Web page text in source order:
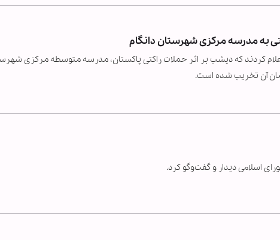
به مدرسه مرکزی شهرستان دانگام
کردند که دیشب بر اثر حملات راکتی پاکستان، مدرسه متوسطه مرکزی
آن تخریب شده است.
اسلامی دیدار و گفت‌وگو کرد.